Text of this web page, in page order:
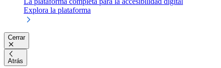
Explora la plataforma
Cerrar
Atrás